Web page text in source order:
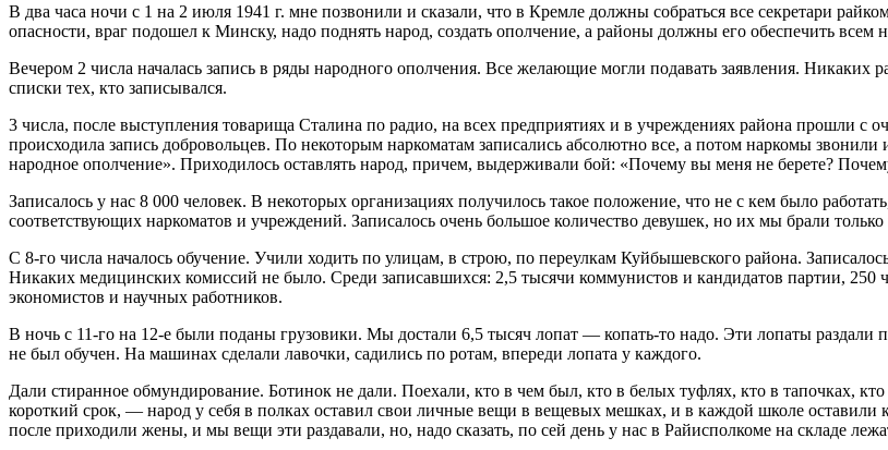
В два часа ночи с 1 на 2 июля 1941 г. мне позвонили и сказали, что в Кремле должны собраться все секретари
опасности, враг подошел к Минску, надо поднять народ, создать ополчение, а районы должны его обеспечить
Вечером 2 числа началась запись в ряды народного ополчения. Все желающие могли подавать заявления. Никаких
списки тех, кто записывался.
3 числа, после выступления товарища Сталина по радио, на всех предприятиях и в учреждениях района прошли с
происходила запись добровольцев. По некоторым наркоматам записались абсолютно все, а потом наркомы
народное ополчение». Приходилось оставлять народ, причем, выдерживали бой: «Почему вы меня не берете?
Записалось у нас 8 000 человек. В некоторых организациях получилось такое положение, что не с кем было
соответствующих наркоматов и учреждений. Записалось очень большое количество девушек, но их мы брали
С 8-го числа началось обучение. Учили ходить по улицам, в строю, по переулкам Куйбышевского района.
Никаких медицинских комиссий не было. Среди записавшихся: 2,5 тысячи коммунистов и кандидатов партии, 250
экономистов и научных работников.
В ночь с 11-го на 12-е были поданы грузовики. Мы достали 6,5 тысяч лопат — копать-то надо. Эти лопаты
не был обучен. На машинах сделали лавочки, садились по ротам, впереди лопата у каждого.
Дали стиранное обмундирование. Ботинок не дали. Поехали, кто в чем был, кто в белых туфлях, кто в тапочках,
короткий срок, — народ у себя в полках оставил свои личные вещи в вещевых мешках, и в каждой школе
после приходили жены, и мы вещи эти раздавали, но, надо сказать, по сей день у нас в Райисполкоме на складе